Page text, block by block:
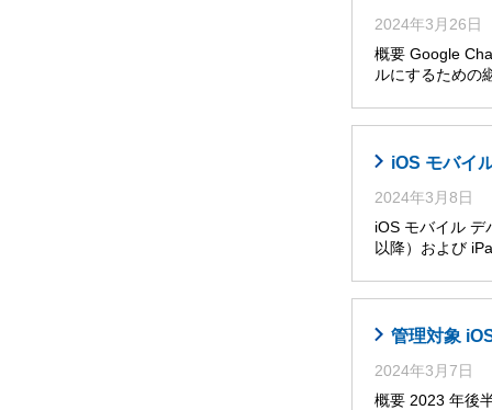
2024年3月26日
概要 Google
ルにするための
iOS モバイ
2024年3月8日
iOS モバイル デ
以降）および
管理対象
2024年3月7日
概要 2023 年後